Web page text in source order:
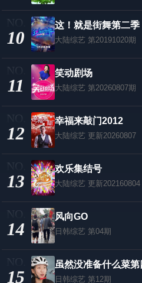
10
这！就是街舞第二季
大陆综艺 第20191020期
11
笑动剧场
大陆综艺 第20260807期
12
幸福来敲门2012
大陆综艺 更新20260807
13
欢乐集结号
大陆综艺 更新202160804
14
风向GO
日韩综艺 第04期
15
虽然没准备什么菜第
日韩综艺 第12期